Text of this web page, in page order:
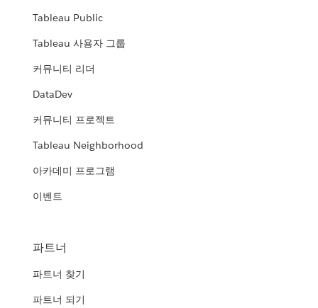
Tableau Public
Tableau 사용자 그룹
커뮤니티 리더
DataDev
커뮤니티 프로젝트
Tableau Neighborhood
아카데미 프로그램
이벤트
파트너
파트너 찾기
파트너 되기